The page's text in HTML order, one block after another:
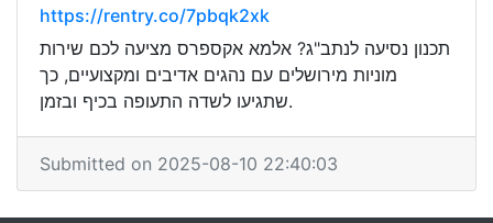
https://rentry.co/7pbqk2xk
תכנון נסיעה לנתב"ג? אלמא אקספרס מציעה לכם שירות
מוניות מירושלים עם נהגים אדיבים ומקצועיים, כך
שתגיעו לשדה התעופה בכיף ובזמן.
Submitted on 2025-08-10 22:40:03